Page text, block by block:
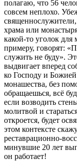
полагаю, что 56
совсем неплохо.
храма или
какой-то уголок
примеру, говорят:
служить не буду».
выдвигает вперед
ко Господу и
монашества, без
обращаешься, всё
если возводить
молитвой и
откроется, будет
этом контексте
реставрационно-
минувшие 20 лет
он работает!